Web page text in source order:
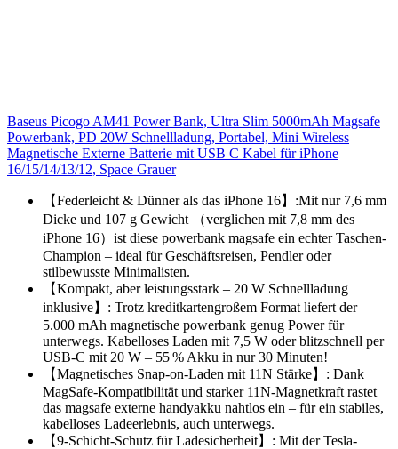
Baseus Picogo AM41 Power Bank, Ultra Slim 5000mAh Magsafe
Powerbank, PD 20W Schnellladung, Portabel, Mini Wireless
Magnetische Externe Batterie mit USB C Kabel für iPhone
16/15/14/13/12, Space Grauer
【Federleicht & Dünner als das iPhone 16】:Mit nur 7,6 mm
Dicke und 107 g Gewicht （verglichen mit 7,8 mm des
iPhone 16）ist diese powerbank magsafe ein echter Taschen-
Champion – ideal für Geschäftsreisen, Pendler oder
stilbewusste Minimalisten.
【Kompakt, aber leistungsstark – 20 W Schnellladung
inklusive】: Trotz kreditkartengroßem Format liefert der
5.000 mAh magnetische powerbank genug Power für
unterwegs. Kabelloses Laden mit 7,5 W oder blitzschnell per
USB-C mit 20 W – 55 % Akku in nur 30 Minuten!
【Magnetisches Snap-on-Laden mit 11N Stärke】: Dank
MagSafe-Kompatibilität und starker 11N-Magnetkraft rastet
das magsafe externe handyakku nahtlos ein – für ein stabiles,
kabelloses Ladeerlebnis, auch unterwegs.
【9-Schicht-Schutz für Ladesicherheit】: Mit der Tesla-